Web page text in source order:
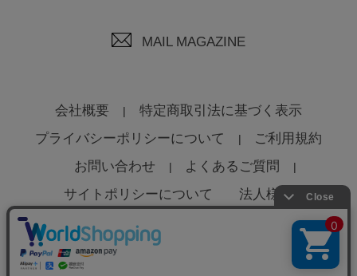
MAIL MAGAZINE
会社概要
特定商取引法に基づく表示
プライバシーポリシーについて
ご利用規約
お問い合わせ
よくあるご質問
サイトポリシーについて
法人様へ
© Global Product Planning Co., Ltd